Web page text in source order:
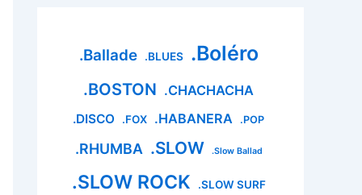
.Ballade .BLUES .Boléro
.BOSTON .CHACHACHA
.DISCO .FOX .HABANERA .POP
.RHUMBA .SLOW .Slow Ballad
.SLOW ROCK .SLOW SURF